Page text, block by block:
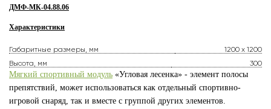
ДМФ-МК-04.88.06
Характеристики
Габаритные размеры, мм
1200 х 1200
Высота, мм
300
Мягкий спортивный модуль «Угловая лесенка» - элемент полосы
препятствий, может использоваться как отдельный спортивно-
игровой снаряд, так и вместе с группой других элементов.